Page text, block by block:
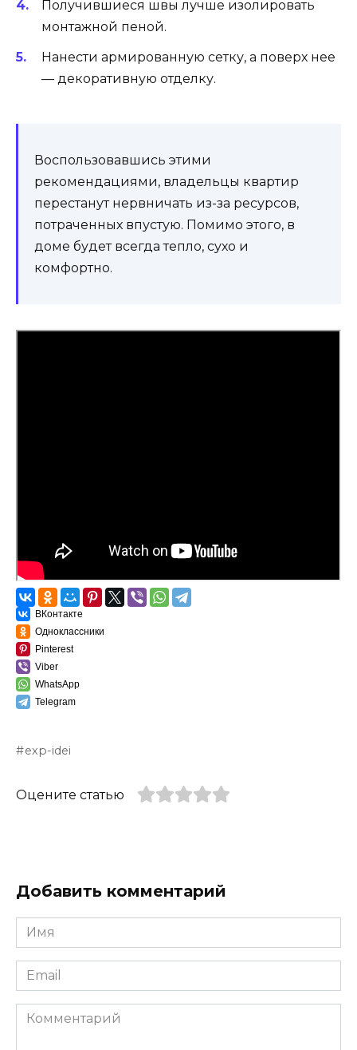
Получившиеся швы лучше изолировать
монтажной пеной.
Нанести армированную сетку, а поверх нее
— декоративную отделку.
Воспользовавшись этими
рекомендациями, владельцы квартир
перестанут нервничать из-за ресурсов,
потраченных впустую. Помимо этого, в
доме будет всегда тепло, сухо и
комфортно.
ВКонтакте
Одноклассники
Pinterest
Viber
WhatsApp
Telegram
exp-idei
Оцените статью
Добавить комментарий
Имя
*
Email
*
Комментарий